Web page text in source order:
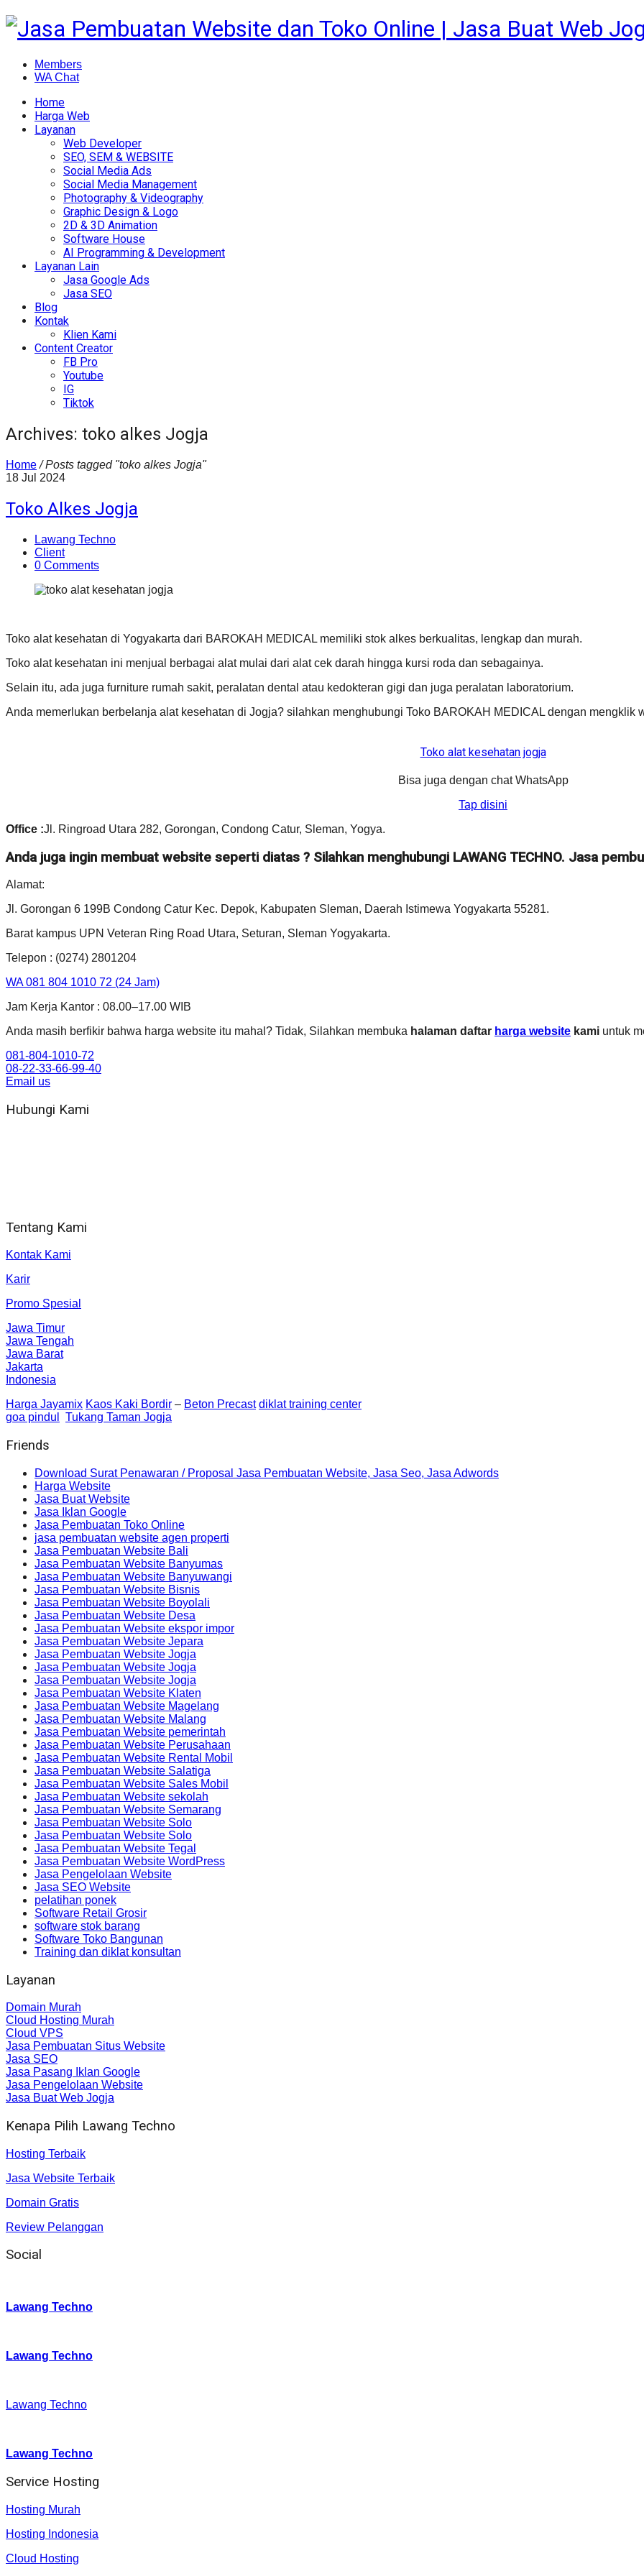
Members
WA Chat
Home
Harga Web
Layanan
Web Developer
SEO, SEM & WEBSITE
Social Media Ads
Social Media Management
Photography & Videography
Graphic Design & Logo
2D & 3D Animation
Software House
AI Programming & Development
Layanan Lain
Jasa Google Ads
Jasa SEO
Blog
Kontak
Klien Kami
Content Creator
FB Pro
Youtube
IG
Tiktok
Archives: toko alkes Jogja
Home / Posts tagged "toko alkes Jogja"
18 Jul 2024
Toko Alkes Jogja
Lawang Techno
Client
0 Comments
Toko alat kesehatan di Yogyakarta dari BAROKAH MEDICAL memiliki stok alkes berkualitas, lengkap dan murah.
Toko alat kesehatan ini menjual berbagai alat mulai dari alat cek darah hingga kursi roda dan sebagainya.
Selain itu, ada juga furniture rumah sakit, peralatan dental atau kedokteran gigi dan juga peralatan laboratorium.
Anda memerlukan berbelanja alat kesehatan di Jogja? silahkan menghubungi Toko BAROKAH MEDICAL dengan mengklik
Toko alat kesehatan jogja
Bisa juga dengan chat WhatsApp
Tap disini
Office :Jl. Ringroad Utara 282, Gorongan, Condong Catur, Sleman, Yogya.
Anda juga ingin membuat website seperti diatas ? Silahkan menghubungi LAWANG TECHNO. Jasa
Alamat:
Jl. Gorongan 6 199B Condong Catur Kec. Depok, Kabupaten Sleman, Daerah Istimewa Yogyakarta 55281.
Barat kampus UPN Veteran Ring Road Utara, Seturan, Sleman Yogyakarta.
Telepon : (0274) 2801204
WA 081 804 1010 72 (24 Jam)
Jam Kerja Kantor : 08.00–17.00 WIB
Anda masih berfikir bahwa harga website itu mahal? Tidak, Silahkan membuka halaman daftar harga website kami untuk
081-804-1010-72
08-22-33-66-99-40
Email us
Hubungi Kami
Tentang Kami
Kontak Kami
Karir
Promo Spesial
Jawa Timur
Jawa Tengah
Jawa Barat
Jakarta
Indonesia
Harga Jayamix Kaos Kaki Bordir – Beton Precast diklat training center
goa pindul
Tukang Taman Jogja
Friends
Download Surat Penawaran / Proposal Jasa Pembuatan Website, Jasa Seo, Jasa Adwords
Harga Website
Jasa Buat Website
Jasa Iklan Google
Jasa Pembuatan Toko Online
jasa pembuatan website agen properti
Jasa Pembuatan Website Bali
Jasa Pembuatan Website Banyumas
Jasa Pembuatan Website Banyuwangi
Jasa Pembuatan Website Bisnis
Jasa Pembuatan Website Boyolali
Jasa Pembuatan Website Desa
Jasa Pembuatan Website ekspor impor
Jasa Pembuatan Website Jepara
Jasa Pembuatan Website Jogja
Jasa Pembuatan Website Jogja
Jasa Pembuatan Website Jogja
Jasa Pembuatan Website Klaten
Jasa Pembuatan Website Magelang
Jasa Pembuatan Website Malang
Jasa Pembuatan Website pemerintah
Jasa Pembuatan Website Perusahaan
Jasa Pembuatan Website Rental Mobil
Jasa Pembuatan Website Salatiga
Jasa Pembuatan Website Sales Mobil
Jasa Pembuatan Website sekolah
Jasa Pembuatan Website Semarang
Jasa Pembuatan Website Solo
Jasa Pembuatan Website Solo
Jasa Pembuatan Website Tegal
Jasa Pembuatan Website WordPress
Jasa Pengelolaan Website
Jasa SEO Website
pelatihan ponek
Software Retail Grosir
software stok barang
Software Toko Bangunan
Training dan diklat konsultan
Layanan
Domain Murah
Cloud Hosting Murah
Cloud VPS
Jasa Pembuatan Situs Website
Jasa SEO
Jasa Pasang Iklan Google
Jasa Pengelolaan Website
Jasa Buat Web Jogja
Kenapa Pilih Lawang Techno
Hosting Terbaik
Jasa Website Terbaik
Domain Gratis
Review Pelanggan
Social
Lawang Techno
Lawang Techno
Lawang Techno
Lawang Techno
Service Hosting
Hosting Murah
Hosting Indonesia
Cloud Hosting